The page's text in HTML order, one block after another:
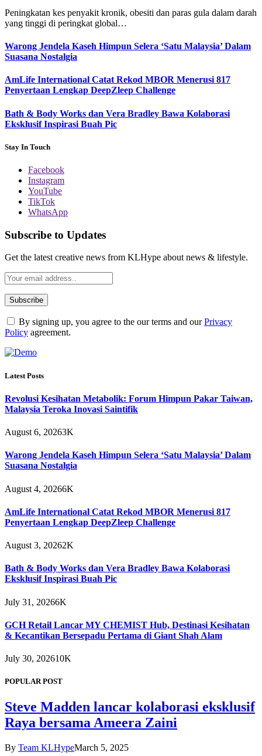
Peningkatan kes penyakit kronik, obesiti dan paras gula dalam darah
yang tinggi di peringkat global…
Warong Jendela Kaseh Himpun Selera ‘Satu Malaysia’ Dalam
Suasana Nostalgia
AmLife International Catat Rekod MBOR Menerusi 817
Penyertaan Lengkap DeepZleep Challenge
Bath & Body Works dan Vera Bradley Bawa Kolaborasi
Eksklusif Inspirasi Buah Pic
Stay In Touch
Facebook
Instagram
YouTube
TikTok
WhatsApp
Subscribe to Updates
Get the latest creative news from KLHype about news & lifestyle.
By signing up, you agree to the our terms and ourPrivacy
Policy agreement.
Latest Posts
Revolusi Kesihatan Metabolik: Forum Himpun Pakar Taiwan,
Malaysia Teroka Inovasi Saintifik
August 6, 20263K
Warong Jendela Kaseh Himpun Selera ‘Satu Malaysia’ Dalam
Suasana Nostalgia
August 4, 20266K
AmLife International Catat Rekod MBOR Menerusi 817
Penyertaan Lengkap DeepZleep Challenge
August 3, 20262K
Bath & Body Works dan Vera Bradley Bawa Kolaborasi
Eksklusif Inspirasi Buah Pic
July 31, 20266K
GCH Retail Lancar MY CHEMIST Hub, Destinasi Kesihatan
& Kecantikan Bersepadu Pertama di Giant Shah Alam
July 30, 202610K
POPULAR POST
Steve Madden lancar kolaborasi eksklusif
Raya bersama Ameera Zaini
By Team KLHypeMarch 5, 2025